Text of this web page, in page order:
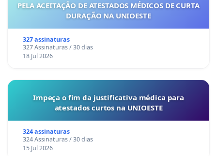
PELA ACEITAÇÃO DE ATESTADOS MÉDICOS DE CURTA
DURAÇÃO NA UNIOESTE
327 assinaturas
327 Assinaturas / 30 dias
18 Jul 2026
Impeça o fim da justificativa médica para
atestados curtos na UNIOESTE
324 assinaturas
324 Assinaturas / 30 dias
15 Jul 2026